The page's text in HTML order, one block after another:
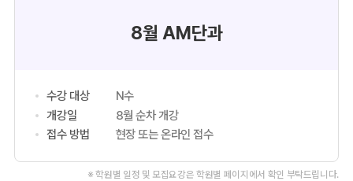
8월 AM단과
수강 대상
N수
개강일
8월 순차 개강
접수 방법
현장 또는 온라인 접수
※ 학원별 일정 및 모집요강은 학원별 페이지에서 확인 부탁드립니다.